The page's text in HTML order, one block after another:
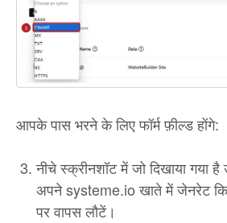
आपके पास भरने के लिए फॉर्म फ़ील्ड होंगे:
नीचे स्क्रीनशॉट में जो दिखाया गया
अपने systeme.io खाते में जेनरेट
पर वापस लौटें।